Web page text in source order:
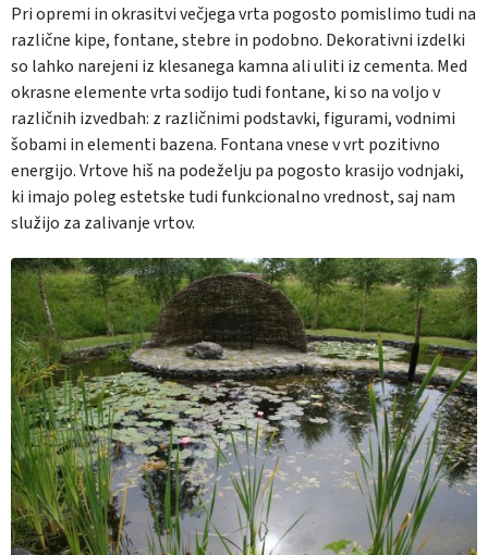
Pri opremi in okrasitvi večjega vrta pogosto pomislimo tudi na
različne kipe, fontane, stebre in podobno. Dekorativni izdelki
so lahko narejeni iz klesanega kamna ali uliti iz cementa. Med
okrasne elemente vrta sodijo tudi fontane, ki so na voljo v
različnih izvedbah: z različnimi podstavki, figurami, vodnimi
šobami in elementi bazena. Fontana vnese v vrt pozitivno
energijo. Vrtove hiš na podeželju pa pogosto krasijo vodnjaki,
ki imajo poleg estetske tudi funkcionalno vrednost, saj nam
služijo za zalivanje vrtov.